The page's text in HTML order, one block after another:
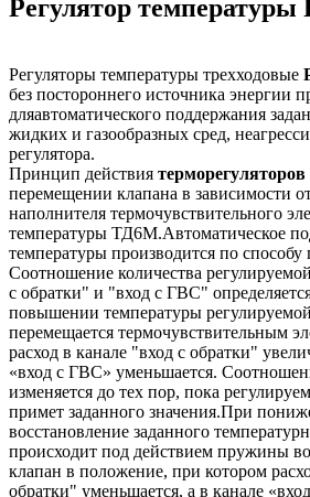
Регулятор
Регуляторы температуры трехходовые
без постороннего источника энергии
дляавтоматического поддержания
жидких и газообразных сред,
регулятора.
Принцип действия
перемещении клапана в зависимости
наполнителя термочувствительного
температуры ТД6М.Автоматическое
температуры производится по способу
Соотношение количества
с обратки" и "вход с ГВС"
повышении температуры
перемещается термочувствительным
расход в канале "вход с обратки"
«вход с ГВС» уменьшается.
изменяется до тех пор, пока
примет заданного значения.При
восстановление заданного
происходит под действием пружины
клапан в положение, при котором
обратки" уменьшается, а в канале